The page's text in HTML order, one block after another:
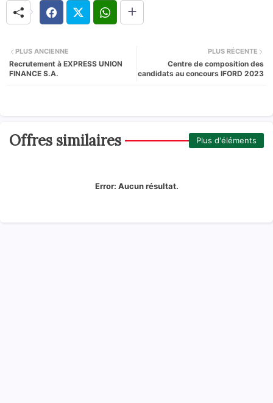
PLUS RÉCENTE
Centre de composition des
candidats au concours IFORD 2023
PLUS ANCIENNE
Recrutement à EXPRESS UNION
FINANCE S.A.
Offres similaires Plus d'éléments
Error: Aucun résultat.